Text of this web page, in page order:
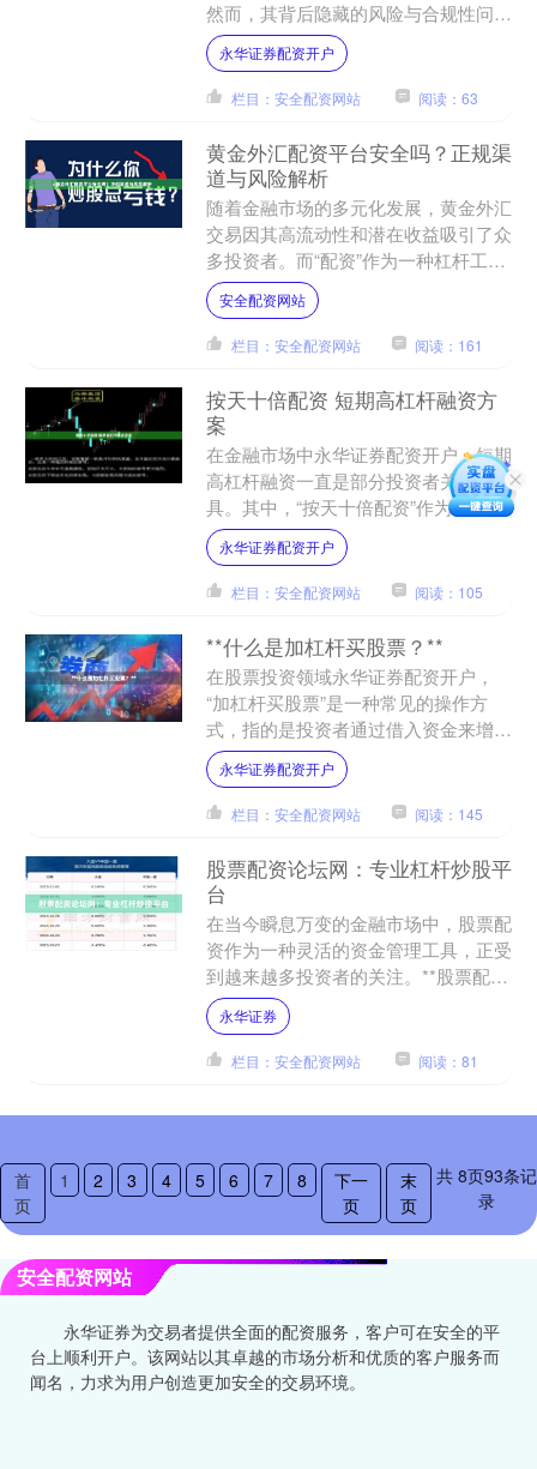
然而，其背后隐藏的风险与合规性问题
也引发了广泛讨论。本文将深入探讨期
货配资的可靠性，揭示潜在....
永华证券配资开户
栏目：安全配资网站 阅读：63
黄金外汇配资平台安全吗？正规渠
道与风险解析
随着金融市场的多元化发展，黄金外汇
交易因其高流动性和潜在收益吸引了众
多投资者。而“配资”作为一种杠杆工
具，进一步放大了交易规模，但同时也
引发了关于平台安全性的广....
安全配资网站
栏目：安全配资网站 阅读：161
按天十倍配资 短期高杠杆融资方
案
在金融市场中永华证券配资开户，短期
高杠杆融资一直是部分投资者关注的工
具。其中，“按天十倍配资”作为一种灵
活的短期融资方式，因其操作便捷、杠
杆倍数高而受到特定群体....
永华证券配资开户
栏目：安全配资网站 阅读：105
**什么是加杠杆买股票？**
在股票投资领域永华证券配资开户，
“加杠杆买股票”是一种常见的操作方
式，指的是投资者通过借入资金来增加
投资本金，从而放大潜在收益（或亏
损）的行为。简单来说，就是用....
永华证券配资开户
栏目：安全配资网站 阅读：145
股票配资论坛网：专业杠杆炒股平
台
在当今瞬息万变的金融市场中，股票配
资作为一种灵活的资金管理工具，正受
到越来越多投资者的关注。**股票配资
论坛网**作为一家专业的杠杆炒股平
台，致力于为投资者提供....
永华证券
栏目：安全配资网站 阅读：81
首
页
1 2 3 4 5 6 7 8
下一
页
末
页
共 8页93条记
录
安全配资网站
永华证券为交易者提供全面的配资服务，客户可在安全的平
台上顺利开户。该网站以其卓越的市场分析和优质的客户服务而
闻名，力求为用户创造更加安全的交易环境。